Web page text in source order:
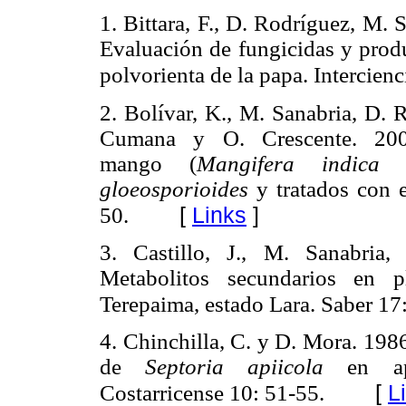
1. Bittara, F., D. Rodríguez, M.
Evaluación de fungicidas y
polvorienta de la papa.
2. Bolívar, K., M. Sanabria, D.
Cumana y O. Crescente.
mango (Mangifera indica
gloeosporioides y tratados con
50. [ Links ]
3. Castillo, J., M. Sanabria,
Metabolitos secundarios en
Terepaima, estado Lara. Saber
4. Chinchilla, C. y D. Mora.
deSeptoria apiicola en
Costarricense 10: 51-55. [